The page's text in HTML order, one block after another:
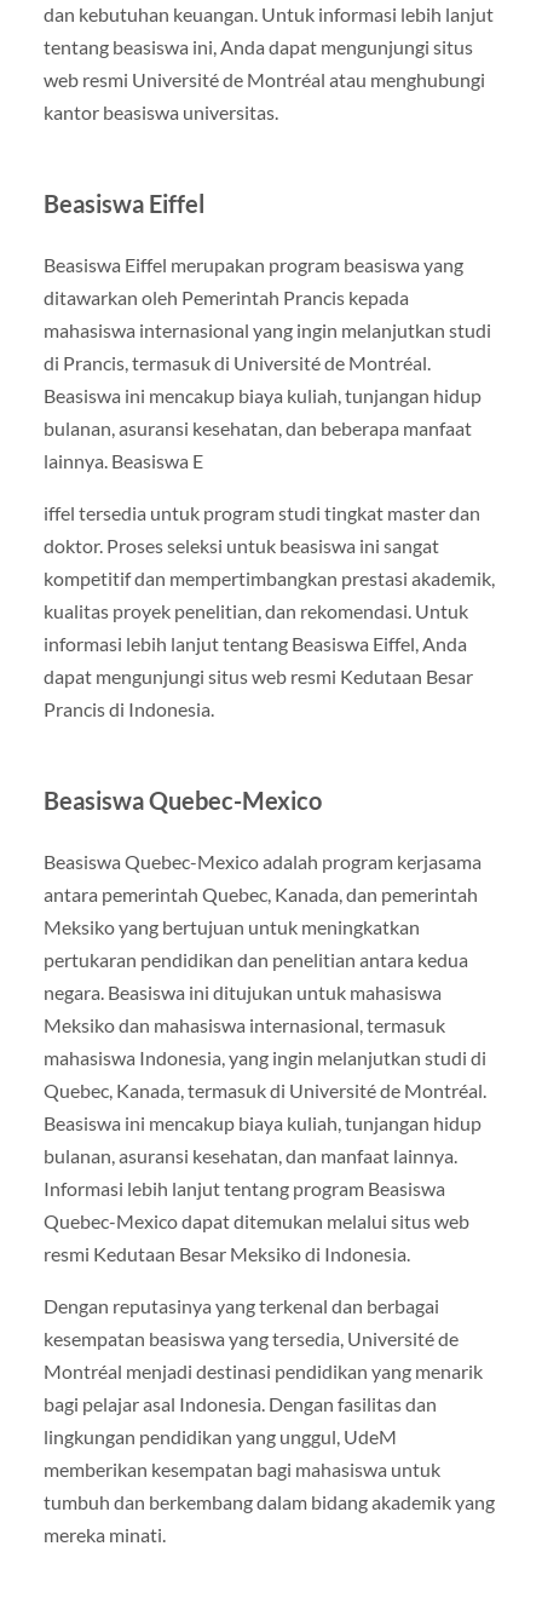
dan kebutuhan keuangan. Untuk informasi lebih lanjut
tentang beasiswa ini, Anda dapat mengunjungi situs
web resmi Université de Montréal atau menghubungi
kantor beasiswa universitas.
Beasiswa Eiffel
Beasiswa Eiffel merupakan program beasiswa yang
ditawarkan oleh Pemerintah Prancis kepada
mahasiswa internasional yang ingin melanjutkan studi
di Prancis, termasuk di Université de Montréal.
Beasiswa ini mencakup biaya kuliah, tunjangan hidup
bulanan, asuransi kesehatan, dan beberapa manfaat
lainnya. Beasiswa E
iffel tersedia untuk program studi tingkat master dan
doktor. Proses seleksi untuk beasiswa ini sangat
kompetitif dan mempertimbangkan prestasi akademik,
kualitas proyek penelitian, dan rekomendasi. Untuk
informasi lebih lanjut tentang Beasiswa Eiffel, Anda
dapat mengunjungi situs web resmi Kedutaan Besar
Prancis di Indonesia.
Beasiswa Quebec-Mexico
Beasiswa Quebec-Mexico adalah program kerjasama
antara pemerintah Quebec, Kanada, dan pemerintah
Meksiko yang bertujuan untuk meningkatkan
pertukaran pendidikan dan penelitian antara kedua
negara. Beasiswa ini ditujukan untuk mahasiswa
Meksiko dan mahasiswa internasional, termasuk
mahasiswa Indonesia, yang ingin melanjutkan studi di
Quebec, Kanada, termasuk di Université de Montréal.
Beasiswa ini mencakup biaya kuliah, tunjangan hidup
bulanan, asuransi kesehatan, dan manfaat lainnya.
Informasi lebih lanjut tentang program Beasiswa
Quebec-Mexico dapat ditemukan melalui situs web
resmi Kedutaan Besar Meksiko di Indonesia.
Dengan reputasinya yang terkenal dan berbagai
kesempatan beasiswa yang tersedia, Université de
Montréal menjadi destinasi pendidikan yang menarik
bagi pelajar asal Indonesia. Dengan fasilitas dan
lingkungan pendidikan yang unggul, UdeM
memberikan kesempatan bagi mahasiswa untuk
tumbuh dan berkembang dalam bidang akademik yang
mereka minati.